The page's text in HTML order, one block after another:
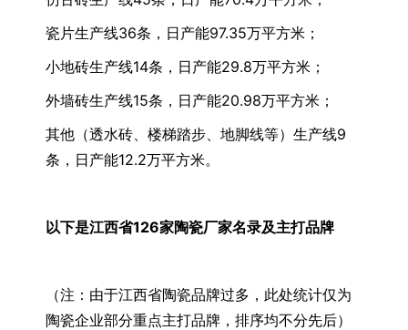
瓷片生产线36条，日产能97.35万平方米；
小地砖生产线14条，日产能29.8万平方米；
外墙砖生产线15条，日产能20.98万平方米；
其他（透水砖、楼梯踏步、地脚线等）生产线9
条，日产能12.2万平方米。
以下是江西省126家陶瓷厂家名录及主打品牌
（注：由于江西省陶瓷品牌过多，此处统计仅为
陶瓷企业部分重点主打品牌，排序均不分先后）